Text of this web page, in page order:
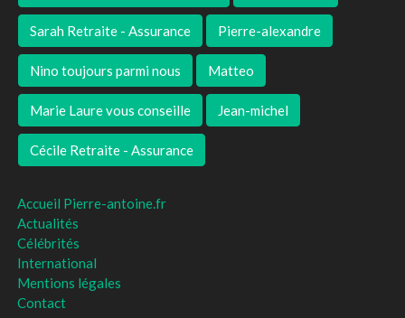
Sarah Retraite - Assurance Pierre-alexandre
Nino toujours parmi nous Matteo
Marie Laure vous conseille Jean-michel
Cécile Retraite - Assurance
Accueil Pierre-antoine.fr
Actualités
Célébrités
International
Mentions légales
Contact